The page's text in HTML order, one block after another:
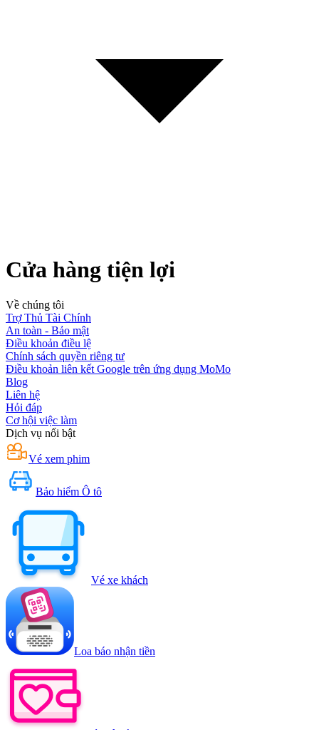
Cửa hàng tiện lợi
Về chúng tôi
Trợ Thủ Tài Chính
An toàn - Bảo mật
Điều khoản điều lệ
Chính sách quyền riêng tư
Điều khoản liên kết Google trên ứng dụng MoMo
Blog
Liên hệ
Hỏi đáp
Cơ hội việc làm
Dịch vụ nổi bật
Vé xem phim
Bảo hiểm Ô tô
Vé xe khách
Loa báo nhận tiền